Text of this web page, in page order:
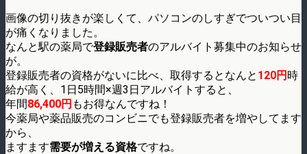
画像の切り抜きが楽しくて、パソコンのしすぎでついつい目
が痛くなりました。
なんと駅の薬局で登録販売者のアルバイト募集中のお知らせ
が。
登録販売者の資格がないに比べ、取得するとなんと 120円 時
給が高く、1日5時間×週3日アルバイトすると、
年間86,400円 もお得なんですね！
今薬局や薬品販売のコンビニでも登録販売者を増やしてます
から、
ますます需要が増える資格ですね。